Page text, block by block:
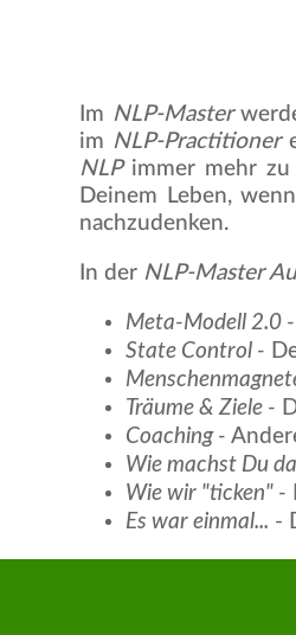
Im NLP-Master
im NLP-Practitioner
NLPimmer mehr zu
Deinem Leben,
nachzudenken.
In der NLP-Master
Meta-Modell 2.0 -
State Control -
Träume & Ziele -
Coaching -
Wie machst Du
Wie wir "ticken" -
Es war einmal... -